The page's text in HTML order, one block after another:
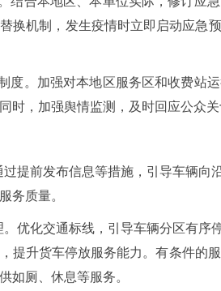
换机制，发生疫情时立即启动应急
度。加强对本地区服务区和收费站
时，加强舆情监测，及时回应公众关
提前发布信息等措施，引导车辆
务质量。
优化交通标线，引导车辆分区有
提升货车停放服务能力。有条件的
如厕、休息等服务。